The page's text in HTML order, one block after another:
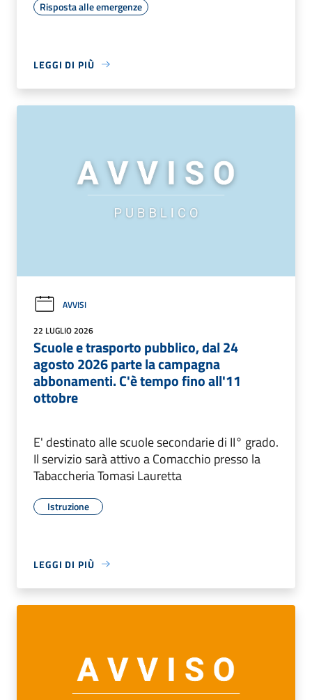
Risposta alle emergenze
LEGGI DI PIÙ
AVVISI
22 LUGLIO 2026
Scuole e trasporto pubblico, dal 24
agosto 2026 parte la campagna
abbonamenti. C'è tempo fino all'11
ottobre
E' destinato alle scuole secondarie di II° grado.
Il servizio sarà attivo a Comacchio presso la
Tabaccheria Tomasi Lauretta
Istruzione
LEGGI DI PIÙ